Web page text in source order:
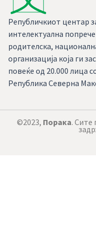
Републичкиот центар
интелектуална
родителска,
организација која ги
повеќе од 20.000 лица
Република Северна
©2023, Порака. Сите